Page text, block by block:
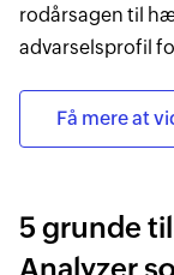
rodårsagen til
advarselsprofil
Få mere at
5 grunde
Analyzer